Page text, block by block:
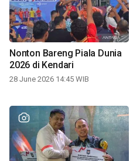
Nonton Bareng Piala Dunia
2026 di Kendari
28 June 2026 14:45 WIB